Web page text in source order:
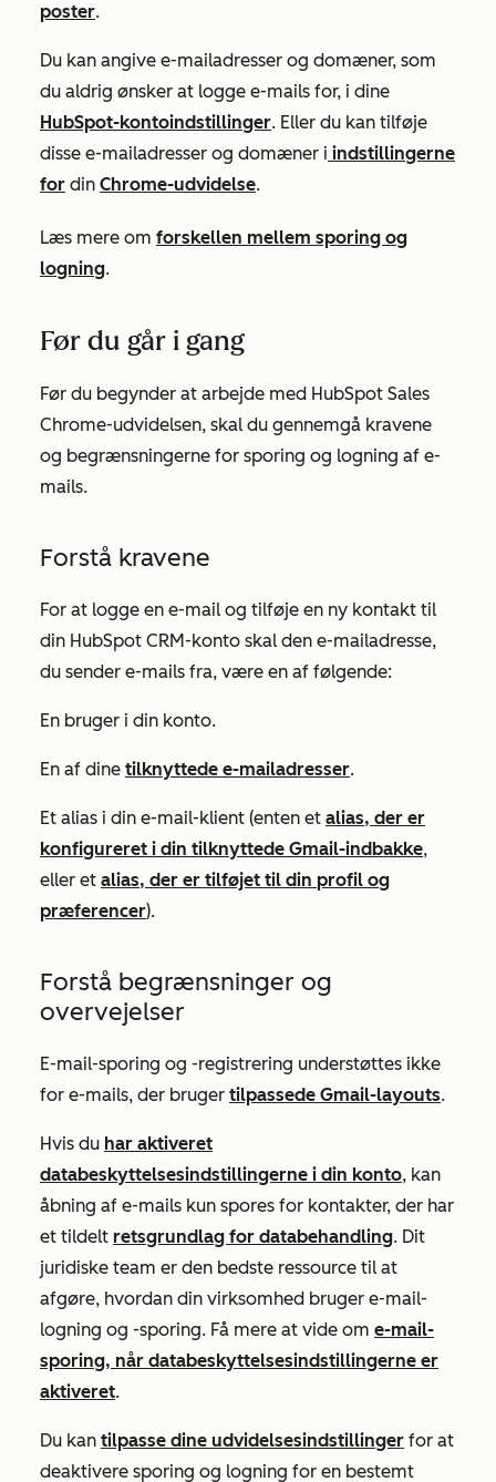
poster.
Du kan angive e-mailadresser og domæner, som
du aldrig ønsker at logge e-mails for, i dine
HubSpot-kontoindstillinger. Eller du kan tilføje
disse e-mailadresser og domæner i indstillingerne
for din Chrome-udvidelse.
Læs mere om forskellen mellem sporing og
logning.
Før du går i gang
Før du begynder at arbejde med HubSpot Sales
Chrome-udvidelsen, skal du gennemgå kravene
og begrænsningerne for sporing og logning af e-
mails.
Forstå kravene
For at logge en e-mail og tilføje en ny kontakt til
din HubSpot CRM-konto skal den e-mailadresse,
du sender e-mails fra, være en af følgende:
En bruger i din konto.
En af dine tilknyttede e-mailadresser.
Et alias i din e-mail-klient (enten et alias, der er
konfigureret i din tilknyttede Gmail-indbakke,
eller et alias, der er tilføjet til din profil og
præferencer).
Forstå begrænsninger og
overvejelser
E-mail-sporing og -registrering understøttes ikke
for e-mails, der bruger tilpassede Gmail-layouts.
Hvis du har aktiveret
databeskyttelsesindstillingerne i din konto, kan
åbning af e-mails kun spores for kontakter, der har
et tildelt retsgrundlag for databehandling. Dit
juridiske team er den bedste ressource til at
afgøre, hvordan din virksomhed bruger e-mail-
logning og -sporing. Få mere at vide om e-mail-
sporing, når databeskyttelsesindstillingerne er
aktiveret.
Du kan tilpasse dine udvidelsesindstillinger for at
deaktivere sporing og logning for en bestemt